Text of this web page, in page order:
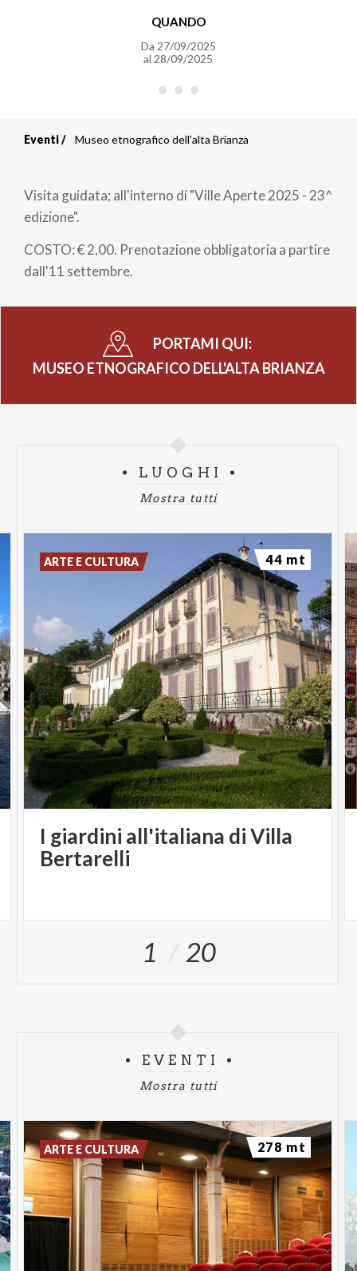
QUANDO
Da 27/09/2025
al 28/09/2025
di
pane
Eventi Museo etnografico dell'alta Brianza
Visita guidata; all'interno di "Ville Aperte 2025 - 23^
edizione".
COSTO: € 2,00. Prenotazione obbligatoria a partire
dall'11 settembre.
PORTAMI QUI:
MUSEO ETNOGRAFICO DELL'ALTA BRIANZA
LUOGHI
Mostra tutti
I giardini all'italiana di Villa
Bertarelli
ARTE E CULTURA 44 mt
1 20
EVENTI
Mostra tutti
ARTE E CULTURA 278 mt